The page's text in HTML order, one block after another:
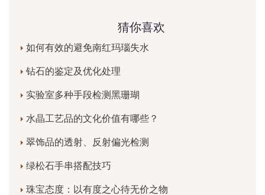
猜你喜欢
如何有效的避免南红玛瑙失水
钻石的鉴定及优化处理
实验室多种手段检测黑珊瑚
水晶工艺品的文化价值有哪些？
翠饰品的透射、反射偏光检测
绿松石手串搭配技巧
珠宝态度：以有度之心待无价之物